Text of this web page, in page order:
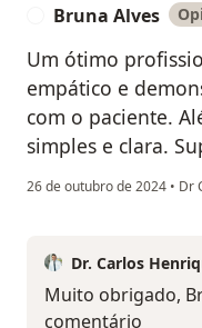
Bruna Alves
Um ótimo
empático e
com o paciente.
simples e clara.
26 de outubro de 2024 • Dr
Dr. Carlos
Muito obrigado,
comentário